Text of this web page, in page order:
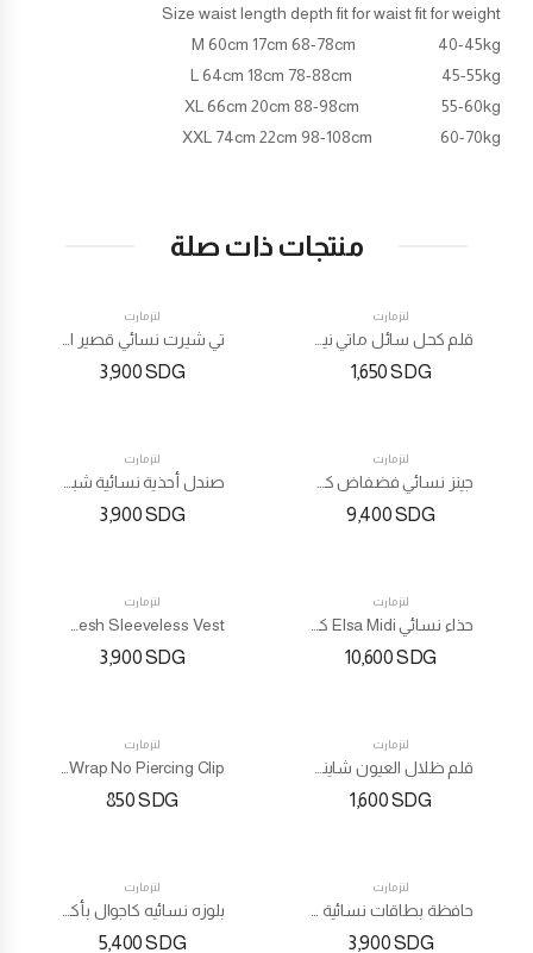
Size waist length depth fit for waist fit for weight
M 60cm 17cm 68-78cm 40-45kg
L 64cm 18cm 78-88cm 45-55kg
XL 66cm 20cm 88-98cm 55-60kg
XXL 74cm 22cm 98-108cm 60-70kg
منتجات ذات صلة
لنزمارت
1,650SDG
لنزمارت
3,900SDG
لنزمارت
9,400SDG
لنزمارت
3,900SDG
لنزمارت
10,600SDG
لنزمارت
3,900SDG
لنزمارت
1,600SDG
لنزمارت
850SDG
لنزمارت
3,900SDG
لنزمارت
5,400SDG